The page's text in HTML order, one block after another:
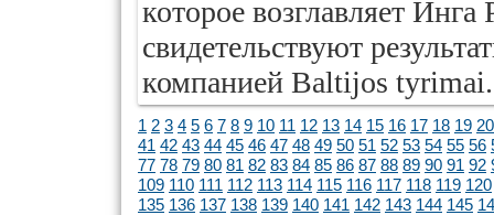
которое возглавляет
свидетельствуют
компанией Baltijos tyrimai.
1 2 3 4 5 6 7 8 9 10 11 12 13 14 15 16 17 18 19 20
41 42 43 44 45 46 47 48 49 50 51 52 53 54 55 56
77 78 79 80 81 82 83 84 85 86 87 88 89 90 91 92
109 110 111 112 113 114 115 116 117 118 119 120
135 136 137 138 139 140 141 142 143 144 145